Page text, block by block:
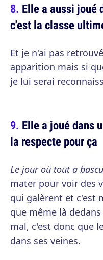
Elle a aussi joué
c'est la classe
Et je n'ai pas
apparition mais si
je lui serai
Elle a joué dans
la respecte pour ça
Le jour où tout a
mater pour voir des
qui galèrent et c'est
que même là
mal, c'est donc que
dans ses veines.